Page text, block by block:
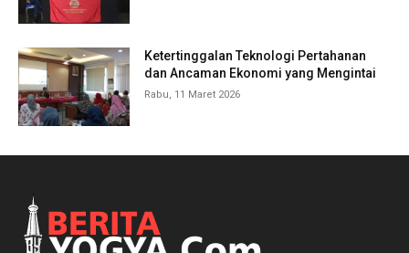
Ketertinggalan Teknologi Pertahanan
dan Ancaman Ekonomi yang Mengintai
Rabu, 11 Maret 2026